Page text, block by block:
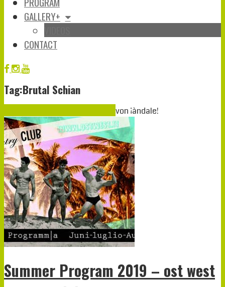
GALLERY+
CONTACT
Tag:Brutal Schian
von ¡àndale!
Summer Program 2019 – ost west